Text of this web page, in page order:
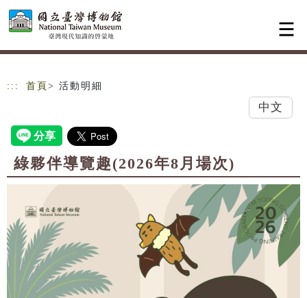
跳到主要內容
網站導覽
::: 首頁 > 活動明細
中文
綠夥伴導覽趣(2026年8月場次)